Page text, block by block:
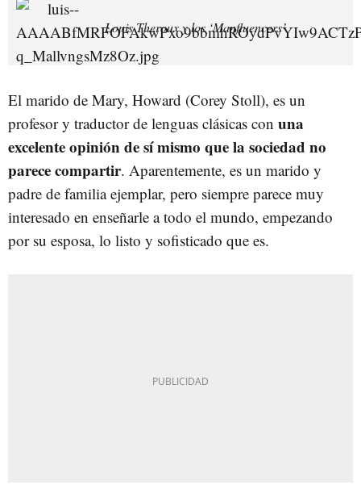
Louis Theroux y los ‘Manfluencers’
El marido de Mary, Howard (Corey Stoll), es un
profesor y traductor de lenguas clásicas con una
excelente opinión de sí mismo que la sociedad no
parece compartir. Aparentemente, es un marido y
padre de familia ejemplar, pero siempre parece muy
interesado en enseñarle a todo el mundo, empezando
por su esposa, lo listo y sofisticado que es.